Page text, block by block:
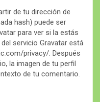
de tu dirección de
hash) puede ser
para ver si la estás
servicio Gravatar está
privacy/. Después
la imagen de tu perfil
de tu comentario.